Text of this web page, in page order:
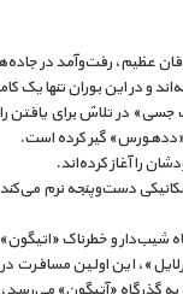
عظیم، رفت‌و‌آمد در
و در این بوران تنها
در تلاش برای یافتن
«ددهورس» گیر کرده است.
را آغاز کرده‌اند.
دست‌و‌پنجه نرم
شیب‌دار و خطرناک
این اولین مسافرت